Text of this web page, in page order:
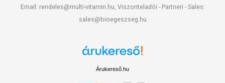
Email: rendeles@multi-vitamin.hu, Viszonteladói - Partneri - Sales:
sales@bioegeszseg.hu
Árukereső.hu